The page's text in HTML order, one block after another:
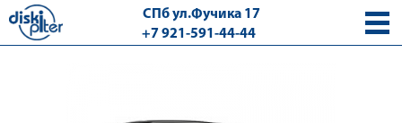
СПб ул.Фучика 17
+7 921-591-44-44